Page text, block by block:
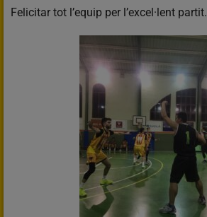
Felicitar tot l’equip per l’excel·lent partit.